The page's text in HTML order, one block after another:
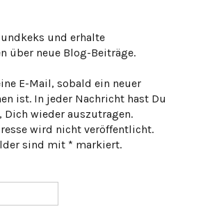
und erhalte
über neue Blog-Beiträge.
E-Mail, sobald ein neuer
ist. In jeder Nachricht hast Du
wieder auszutragen.
wird nicht veröffentlicht.
sind mit * markiert.